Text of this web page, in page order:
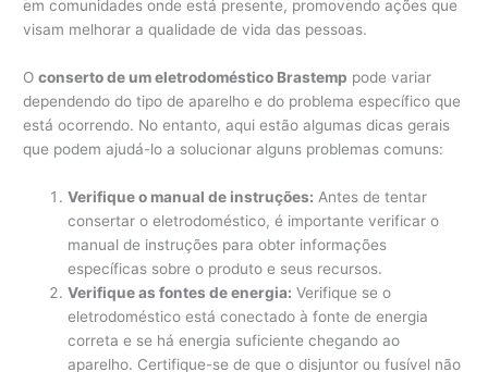
em comunidades onde está presente, promovendo ações que
visam melhorar a qualidade de vida das pessoas.
Oconserto de um eletrodoméstico Brastemp pode variar
dependendo do tipo de aparelho e do problema específico que
está ocorrendo. No entanto, aqui estão algumas dicas gerais
que podem ajudá-lo a solucionar alguns problemas comuns:
Verifique o manual de instruções: Antes de tentar
consertar o eletrodoméstico, é importante verificar o
manual de instruções para obter informações
específicas sobre o produto e seus recursos.
Verifique as fontes de energia: Verifique se o
eletrodoméstico está conectado à fonte de energia
correta e se há energia suficiente chegando ao
aparelho. Certifique-se de que o disjuntor ou fusível não